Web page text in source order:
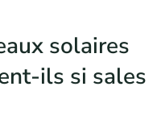
solaires
ils si sales